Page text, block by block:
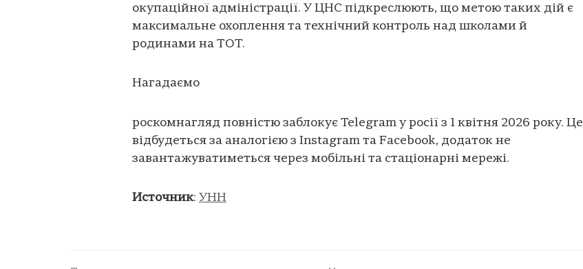
окупаційної адміністрації. У ЦНС підкреслюють, що метою таких дій є
максимальне охоплення та технічний контроль над школами й
родинами на ТОТ.
Нагадаємо
роскомнагляд повністю заблокує Telegram у росії з 1 квітня 2026 року. Це
відбудеться за аналогією з Instagram та Facebook, додаток не
завантажуватиметься через мобільні та стаціонарні мережі.
Источник: УНН